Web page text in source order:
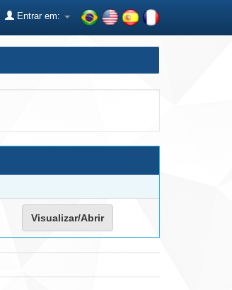
Entrar em:
Visualizar/Abrir